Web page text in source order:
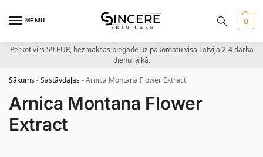
MENIU 0
Pērkot virs 59 EUR, bezmaksas piegāde uz pakomātu visā Latvijā 2-4 darba
dienu laikā.
Sākums-Sastāvdaļas-Arnica Montana Flower Extract
Arnica Montana Flower
Extract